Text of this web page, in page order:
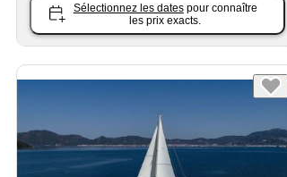
Sélectionnez les dates pour connaître
les prix exacts.